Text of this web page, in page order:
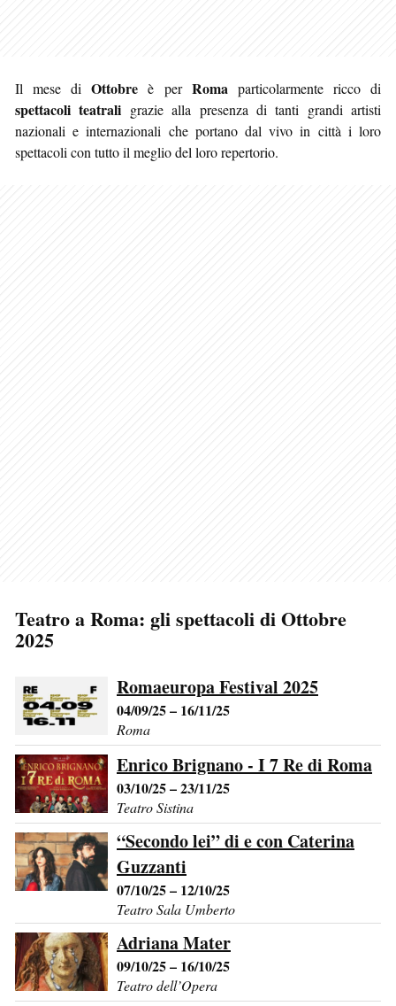
Il mese diOttobre è per Roma particolarmente ricco di
spettacoli teatrali grazie alla presenza di tanti grandi artisti
nazionali e internazionali che portano dal vivo in città i loro
spettacoli con tutto il meglio del loro repertorio.
Teatro a Roma: gli spettacoli di Ottobre
2025
Romaeuropa Festival 2025
04/09/25 – 16/11/25
Roma
Enrico Brignano - I 7 Re di Roma
03/10/25 – 23/11/25
Teatro Sistina
“Secondo lei” di e con Caterina
Guzzanti
07/10/25 – 12/10/25
Teatro Sala Umberto
Adriana Mater
09/10/25 – 16/10/25
Teatro dell’Opera